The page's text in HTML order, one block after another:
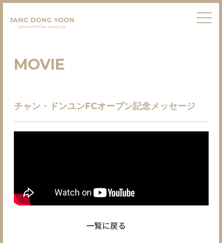
MOVIE
チャン・ドンユンFCオープン記念メッセージ
一覧に戻る